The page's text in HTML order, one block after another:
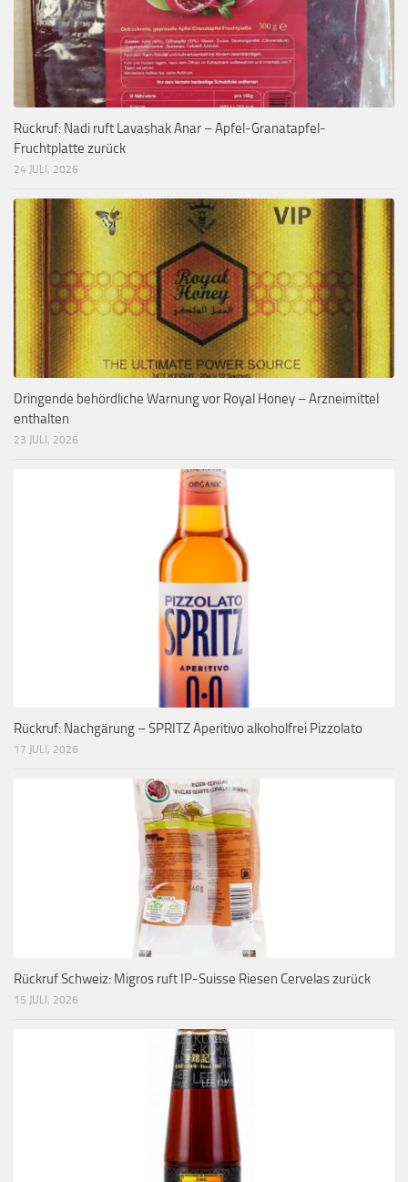
Rückruf: Nadi ruft Lavashak Anar – Apfel-Granatapfel-
Fruchtplatte zurück
24 JULI, 2026
Dringende behördliche Warnung vor Royal Honey – Arzneimittel
enthalten
23 JULI, 2026
Rückruf: Nachgärung – SPRITZ Aperitivo alkoholfrei Pizzolato
17 JULI, 2026
Rückruf Schweiz: Migros ruft IP-Suisse Riesen Cervelas zurück
15 JULI, 2026